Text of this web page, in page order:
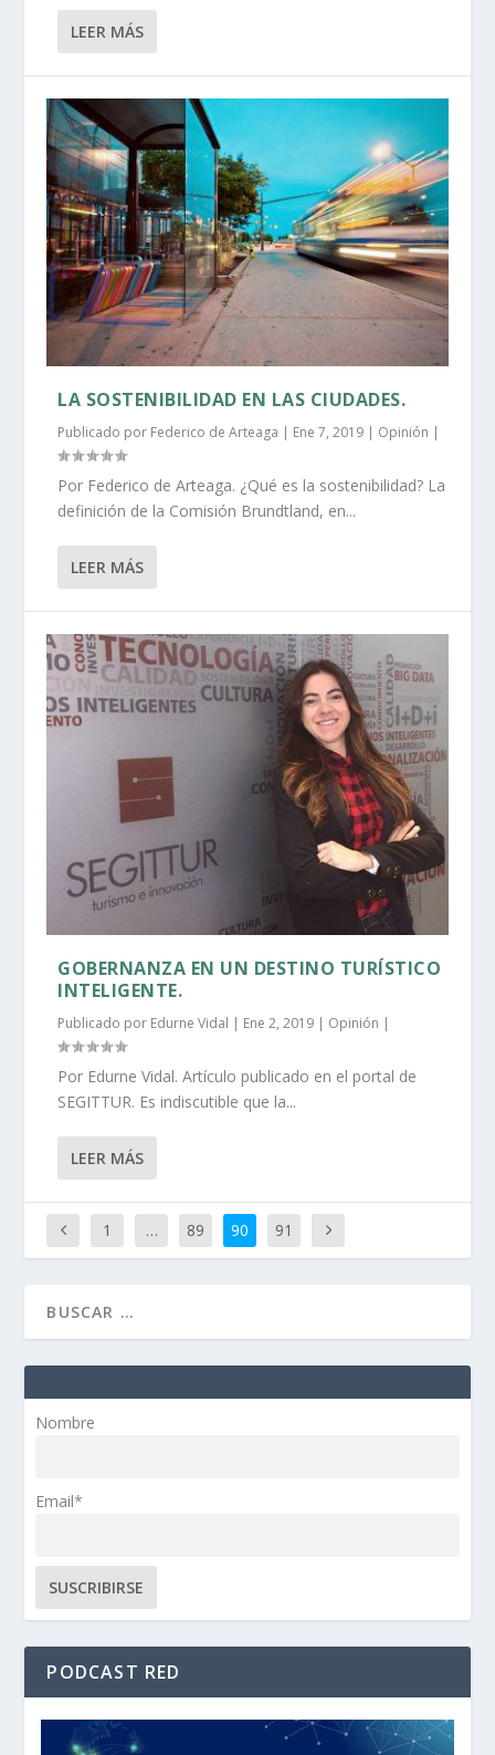
LEER MÁS
LA SOSTENIBILIDAD EN LAS CIUDADES.
Publicado por Federico de Arteaga | Ene 7, 2019 | Opinión |
Por Federico de Arteaga. ¿Qué es la sostenibilidad? La
definición de la Comisión Brundtland, en...
LEER MÁS
GOBERNANZA EN UN DESTINO TURÍSTICO
INTELIGENTE.
Publicado por Edurne Vidal | Ene 2, 2019 | Opinión |
Por Edurne Vidal. Artículo publicado en el portal de
SEGITTUR. Es indiscutible que la...
LEER MÁS
1 … 89 90 91
Nombre
Email*
PODCAST RED